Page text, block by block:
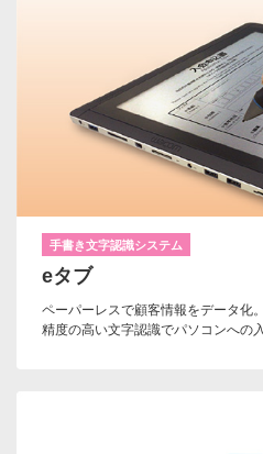
手書き文字認識システム
eタブ
ペーパーレスで顧客情報をデータ化。
精度の高い文字認識でパソコンへの